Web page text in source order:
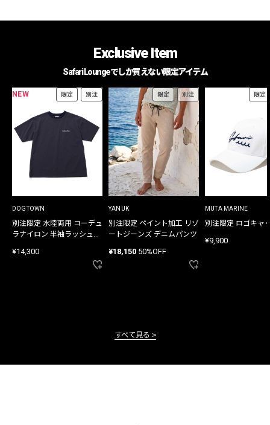
Exclusive Item
Safari Loungeでしか買えない限定アイテム
NEW 限定 別注
DOGTOWN
別注限定 水陸両用 コーデュ
ラナイロン 半袖ラッシュガ
¥14,300
限定 別注
YANUK
別注限定 ペイント加工 リゾ
ートジーンズ デニムパンツ
¥18,150 50%OFF
限定
MUTA MARINE
別注限定 ロゴキャ
¥9,900
すべて見る